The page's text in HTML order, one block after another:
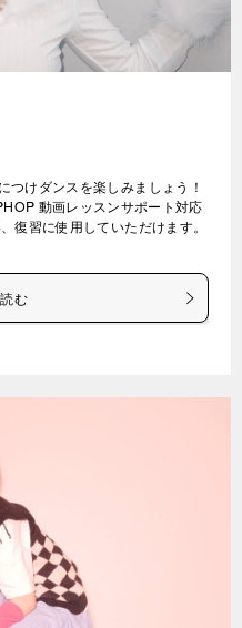
つけダンスを楽しみましょう！
動画レッスンサポート対応
復習に使用していただけます。
む